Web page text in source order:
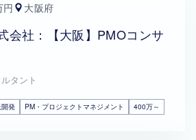
円 大阪府
会社：【大阪】PMOコンサ
タント
発 PM・プロジェクトマネジメント 400万～